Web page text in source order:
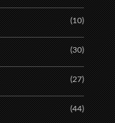
(10)
(30)
(27)
(44)